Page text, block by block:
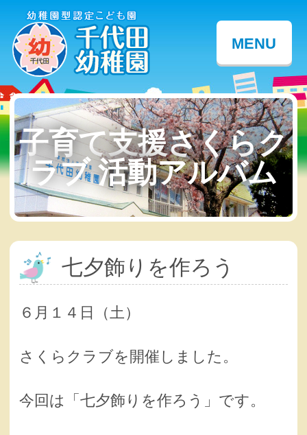
MENU
子育て支援さくらク
ラブ 活動アルバム
七夕飾りを作ろう
６月１４日（土）
さくらクラブを開催しました。
今回は「七夕飾りを作ろう」です。